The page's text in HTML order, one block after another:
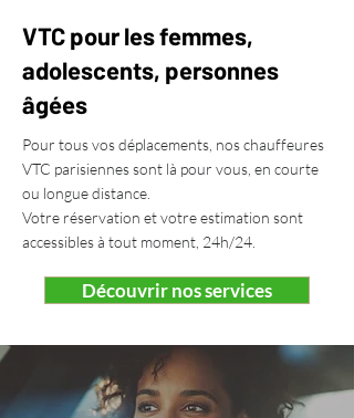
VTC pour les femmes,
adolescents, personnes
âgées
Pour tous vos déplacements, nos chauffeures
VTC parisiennes sont là pour vous, en courte
ou longue distance.
Votre réservation et votre estimation sont
accessibles à tout moment, 24h/24.
Découvrir nos services